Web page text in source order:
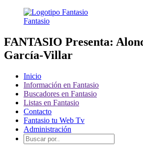
Fantasio
FANTASIO Presenta:
García-Villar
Inicio
Información en Fantasio
Buscadores en Fantasio
Listas en Fantasio
Contacto
Fantasio tu Web Tv
Administración